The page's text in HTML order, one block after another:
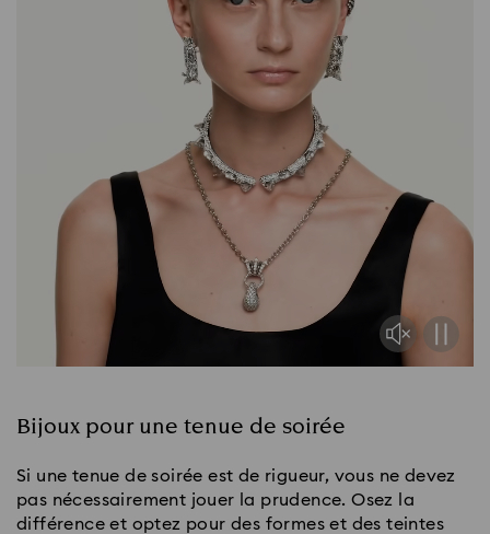
Bijoux pour une tenue de soirée
Si une tenue de soirée est de rigueur, vous ne devez
pas nécessairement jouer la prudence. Osez la
différence et optez pour des formes et des teintes